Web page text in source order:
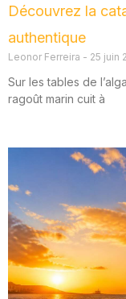
Découvrez la
authentique
Leonor Ferreira 25 juin
Sur les tables de
ragoût marin cuit à